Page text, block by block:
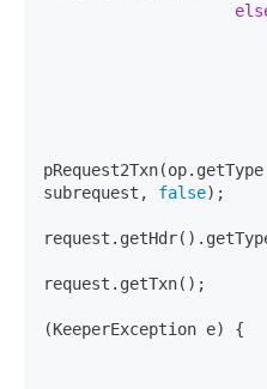
subrequest, false);
request.getTxn();
(KeeperException e) {